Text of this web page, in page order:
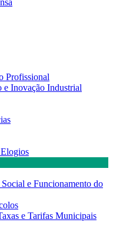
Profissional
e Inovação Industrial
Elogios
e Funcionamento do
e Tarifas Municipais